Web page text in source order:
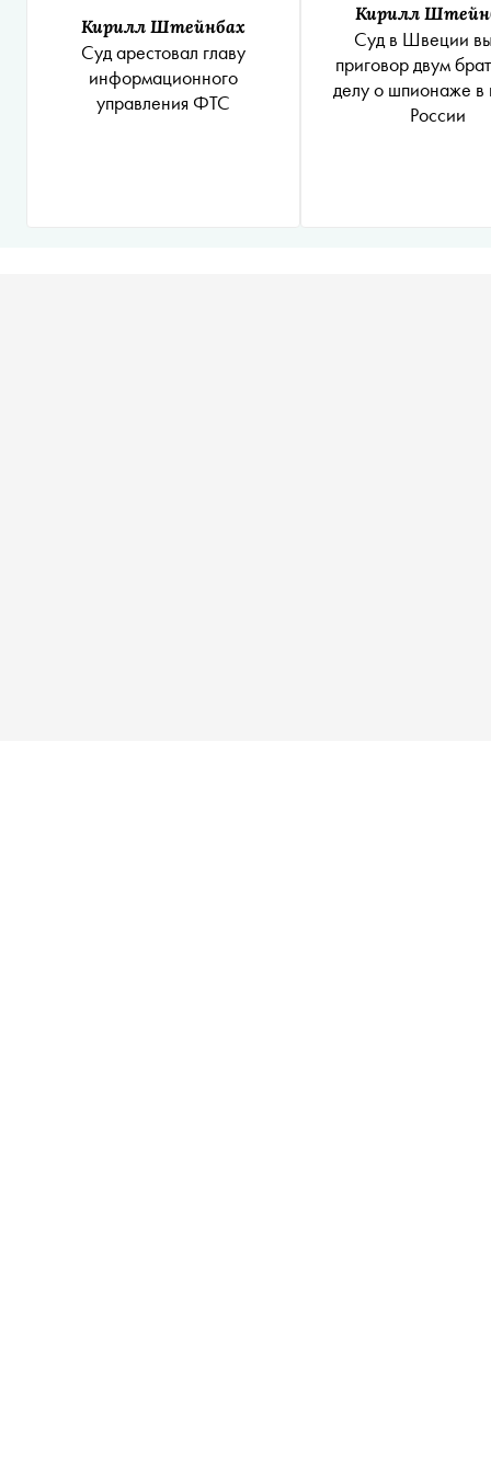
Кирилл Штейнбах
Суд арестовал главу
информационного
управления ФТС
Кирилл
Суд в Швеции
приговор двум
делу о шпионаже в
России